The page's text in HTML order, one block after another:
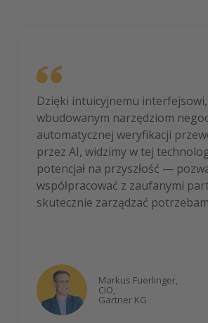
Dzięki intuicyjnemu interfejsowi,
wbudowanym narzędziom
automatycznej weryfikacji
przez AI, widzimy w tej
potencjał na przyszłość —
współpracować z zaufanymi
skutecznie zarządzać
Markus Fuerlinger,
CIO,
Gartner KG